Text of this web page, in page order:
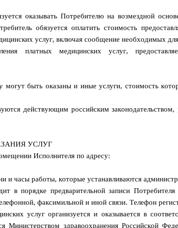
оказывать Потребителю на возмездной
обязуется оплатить стоимость
услуг, включая сообщение необходимых
платных медицинских услуг,
быть оказаны и иные услуги, стоимость
действующим российским
УСЛУГ
Исполнителя по адресу:
и часы работы, которые устанавливаются
в порядке предварительной записи
факсимильной и иной связи. Телефон
услуг организуется и оказывается в
здравоохранения Российской